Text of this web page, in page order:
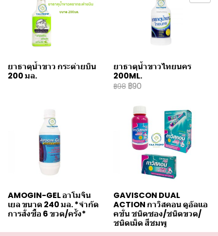
ยาธาตุน้ำขาว กระต่ายบิน
200 มล.
ยาธาตุน้ำขาวไทยนคร
200ML.
฿98 ฿90
AMOGIN-GEL อาโมจิน
เยล ขนาด 240 มล. *จำกัด
การสั่งซื้อ 6 ขวด/ครั้ง*
GAVISCON DUAL
ACTION กาวิสคอน ดูอัลแอ
คชั่น ชนิดซอง/ชนิดขวด/
ชนิดเม็ด สีชมพู